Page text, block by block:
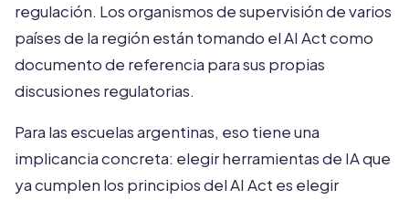
regulación. Los organismos de supervisión de varios
países de la región están tomando el AI Act como
documento de referencia para sus propias
discusiones regulatorias.
Para las escuelas argentinas, eso tiene una
implicancia concreta: elegir herramientas de IA que
ya cumplen los principios del AI Act es elegir